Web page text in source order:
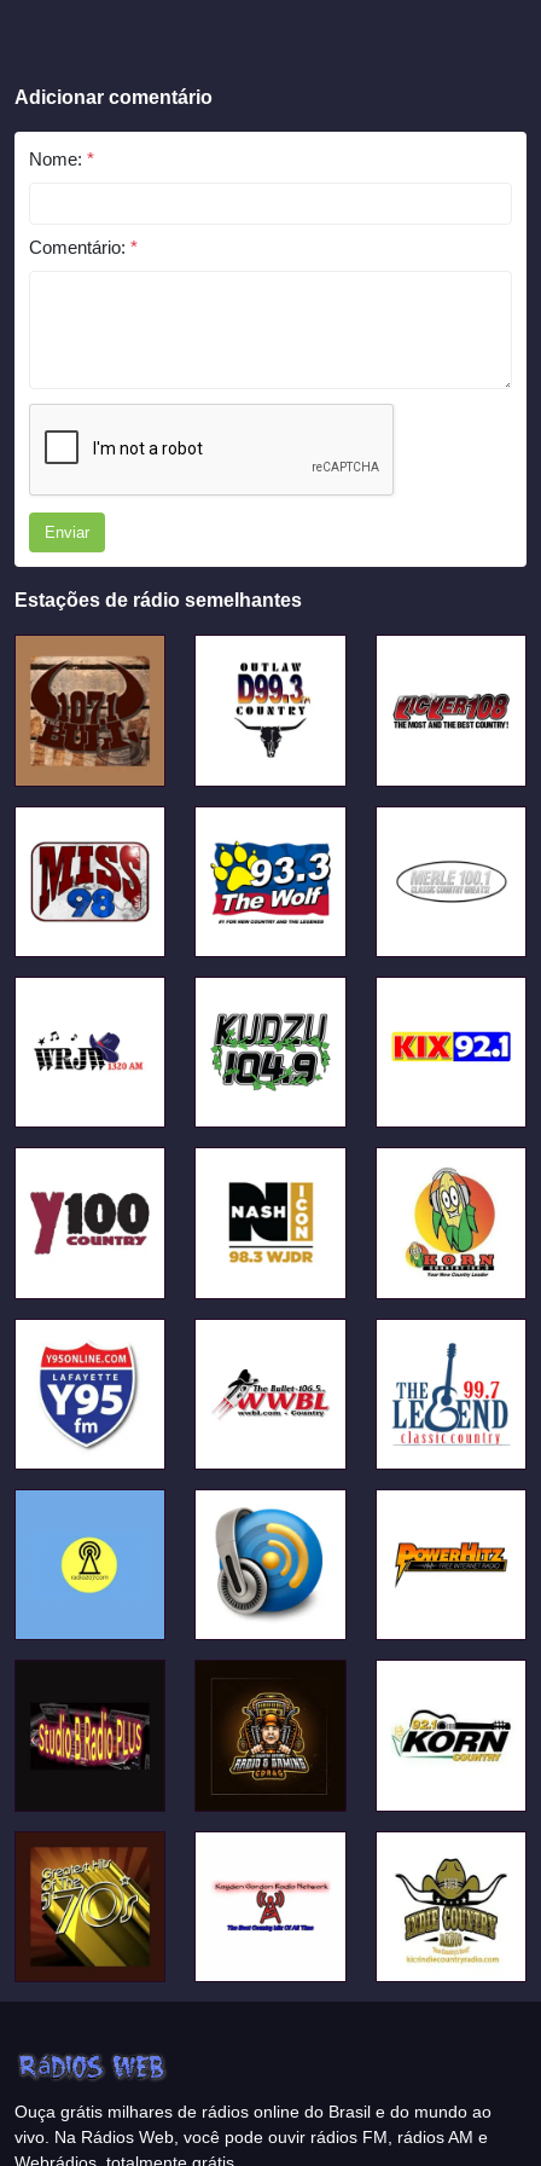
Adicionar comentário
Nome: *
Comentário: *
Enviar
Estações de rádio semelhantes
Ouça grátis milhares de rádios online do Brasil e do mundo ao
vivo. Na Rádios Web, você pode ouvir rádios FM, rádios AM e